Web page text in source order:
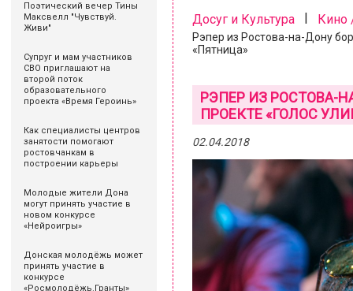
Поэтический вечер Тины
Максвелл "Чувствуй.
Живи"
Супруг и мам участников
СВО приглашают на
второй поток
образовательного
проекта «Время Героинь»
Как специалисты центров
занятости помогают
ростовчанкам в
построении карьеры
Молодые жители Дона
могут принять участие в
новом конкурсе
«Нейроигры»
Донская молодёжь может
принять участие в
конкурсе
«Росмолодёжь.Гранты»
Досуг и Культура| Кино
Рэпер из Ростова-на-Дону
«Пятница»
РЭПЕР ИЗ РОСТОВА-
ПРОЕКТЕ «ГОЛОС
02.04.2018